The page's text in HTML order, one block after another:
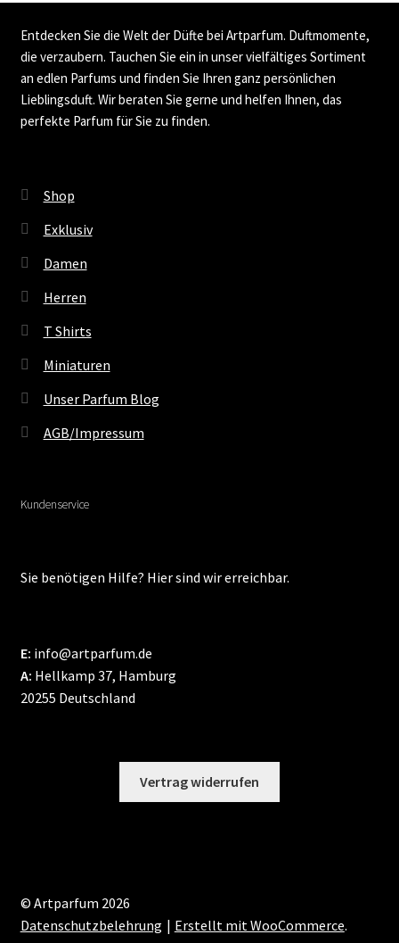
Entdecken Sie die Welt der Düfte bei Artparfum. Duftmomente,
die verzaubern. Tauchen Sie ein in unser vielfältiges Sortiment
an edlen Parfums und finden Sie Ihren ganz persönlichen
Lieblingsduft. Wir beraten Sie gerne und helfen Ihnen, das
perfekte Parfum für Sie zu finden.
Shop
Exklusiv
Damen
Herren
T Shirts
Miniaturen
Unser Parfum Blog
AGB/Impressum
Kundenservice
Sie benötigen Hilfe? Hier sind wir erreichbar.
E: info@artparfum.de
A: Hellkamp 37, Hamburg
20255 Deutschland
Vertrag widerrufen
© Artparfum 2026
Datenschutzbelehrung
Erstellt mit WooCommerce.